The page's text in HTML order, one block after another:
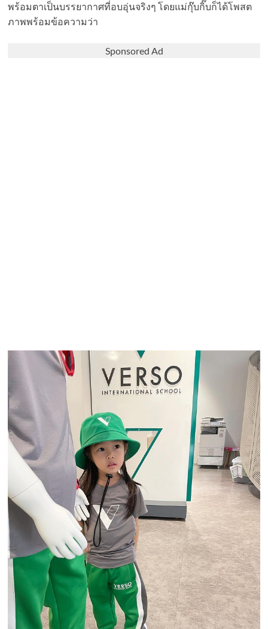
พร้อมตาเป็นบรรยากาศที่อบอุ่นจริงๆ โดยแม่กุ๊บกิ๊บก็ได้โพสต
ภาพพร้อมข้อความว่า
Sponsored Ad